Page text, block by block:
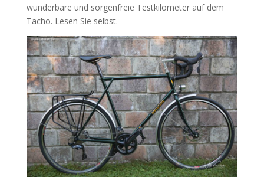
wunderbare und sorgenfreie Testkilometer auf dem
Tacho. Lesen Sie selbst.